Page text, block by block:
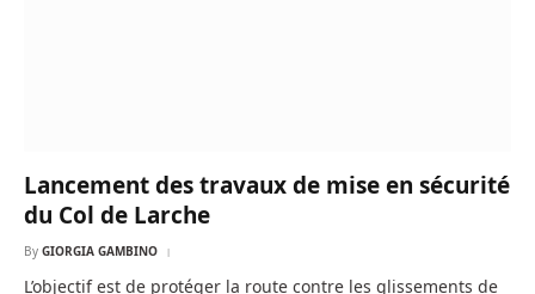
Lancement des travaux de mise en sécurité
du Col de Larche
By GIORGIA GAMBINO
L’objectif est de protéger la route contre les glissements de